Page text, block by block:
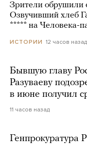
Зрители обрушили
Озвучивший хлеб
***** на Человека-
ИСТОРИИ 12 часов назад
Бывшую главу
Разуваеву
в июне получил
11 часов назад
Генпрокуратура